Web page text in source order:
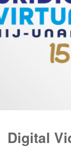
Digital